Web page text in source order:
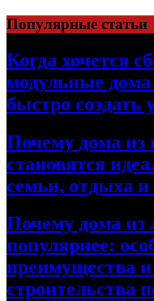
Перейти
к
содержимому
Популярные статьи
Когда хочется
модульные дома
быстро создать
Почему дома из
становятся
семьи, отдыха и
Почему дома из
популярнее:
преимущества
строительства